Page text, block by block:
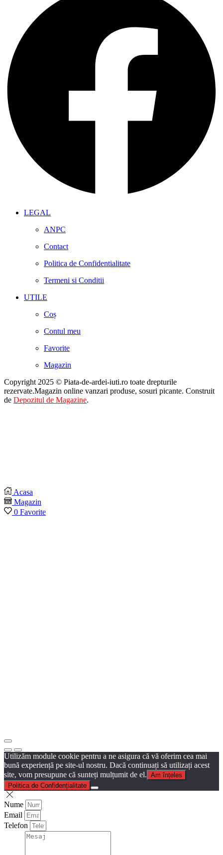
LEGAL
ANPC
Contact
Politica de Confidentialitate
Termeni si Conditii
UTILE
Coș
Contul meu
Favorite
Magazin
Copyright 2025 © Piata-de-ardei-iuti.ro toate drepturile
rezervate.Magazin online vanzari produse, sosuri picante. Construit
de Depozitul de Magazine.
Acasa
Magazin
0 Favorite
Utilizăm module cookie pentru a ne asigura că vă oferim cea mai
bună experiență pe site-ul nostru. Dacă continuați să utilizați acest
site, vom presupune că sunteți mulțumit de el. Am înțeles
Politica de Confidențialitate
Nume
Email
Telefon